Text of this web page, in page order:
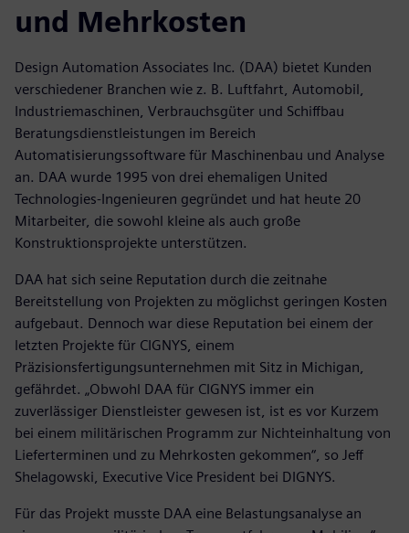
und Mehrkosten
Design Automation Associates Inc. (DAA) bietet Kunden
verschiedener Branchen wie z. B. Luftfahrt, Automobil,
Industriemaschinen, Verbrauchsgüter und Schiffbau
Beratungsdienstleistungen im Bereich
Automatisierungssoftware für Maschinenbau und Analyse
an. DAA wurde 1995 von drei ehemaligen United
Technologies-Ingenieuren gegründet und hat heute 20
Mitarbeiter, die sowohl kleine als auch große
Konstruktionsprojekte unterstützen.
DAA hat sich seine Reputation durch die zeitnahe
Bereitstellung von Projekten zu möglichst geringen Kosten
aufgebaut. Dennoch war diese Reputation bei einem der
letzten Projekte für CIGNYS, einem
Präzisionsfertigungsunternehmen mit Sitz in Michigan,
gefährdet. „Obwohl DAA für CIGNYS immer ein
zuverlässiger Dienstleister gewesen ist, ist es vor Kurzem
bei einem militärischen Programm zur Nichteinhaltung von
Lieferterminen und zu Mehrkosten gekommen“, so Jeff
Shelagowski, Executive Vice President bei DIGNYS.
Für das Projekt musste DAA eine Belastungsanalyse an